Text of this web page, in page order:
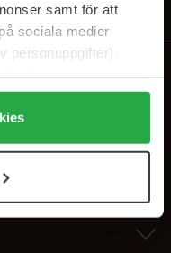
samt för att
sociala medier
personuppgifter).
accepterar du
kan anpassa
som helst återkalla